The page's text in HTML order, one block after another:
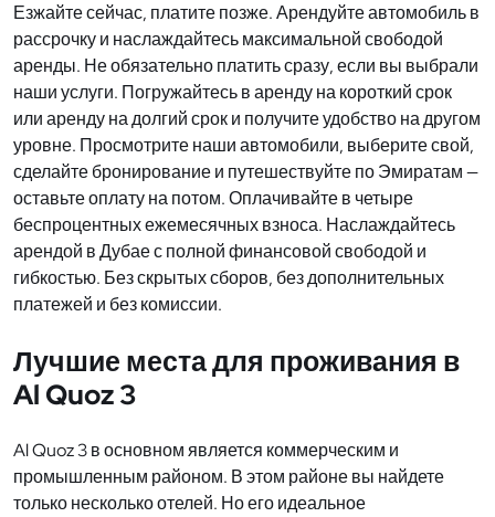
Езжайте сейчас, платите позже. Арендуйте автомобиль в
рассрочку и наслаждайтесь максимальной свободой
аренды. Не обязательно платить сразу, если вы выбрали
наши услуги. Погружайтесь в аренду на короткий срок
или аренду на долгий срок и получите удобство на другом
уровне. Просмотрите наши автомобили, выберите свой,
сделайте бронирование и путешествуйте по Эмиратам —
оставьте оплату на потом. Оплачивайте в четыре
беспроцентных ежемесячных взноса. Наслаждайтесь
арендой в Дубае с полной финансовой свободой и
гибкостью. Без скрытых сборов, без дополнительных
платежей и без комиссии.
Лучшие места для проживания в
Al Quoz 3
Al Quoz 3 в основном является коммерческим и
промышленным районом. В этом районе вы найдете
только несколько отелей. Но его идеальное